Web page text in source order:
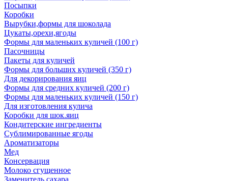
Посыпки
Коробки
Вырубки,формы для шоколада
Цукаты,орехи,ягоды
Формы для маленьких куличей (100 г)
Пасочницы
Пакеты для куличей
Формы для больших куличей (350 г)
Для декорирования яиц
Формы для средних куличей (200 г)
Формы для маленьких куличей (150 г)
Для изготовления кулича
Коробки для шок.яиц
Кондитерские ингредиенты
Сублимированные ягоды
Ароматизаторы
Мед
Консервация
Молоко сгущенное
Заменитель сахара